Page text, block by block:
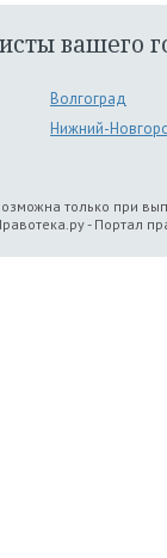
вашего
Волгоград
Нижний-
только при
- Портал